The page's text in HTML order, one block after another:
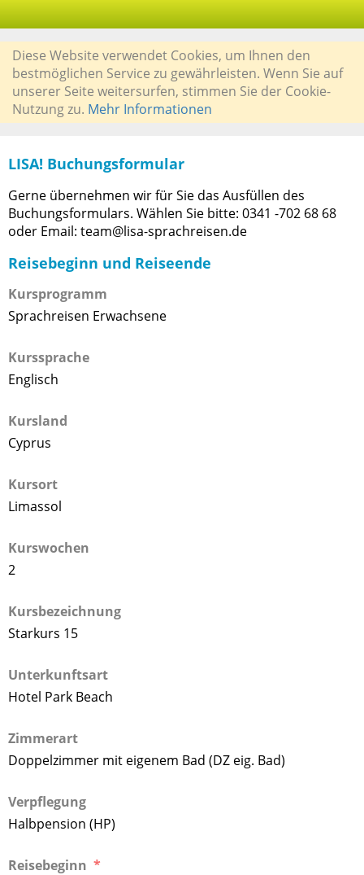
Diese Website verwendet Cookies, um Ihnen den
bestmöglichen Service zu gewährleisten. Wenn Sie auf
unserer Seite weitersurfen, stimmen Sie der Cookie-
Nutzung zu. Mehr Informationen
LISA! Buchungsformular
Gerne übernehmen wir für Sie das Ausfüllen des
Buchungsformulars. Wählen Sie bitte: 0341 -702 68 68
oder Email: team@lisa-sprachreisen.de
Reisebeginn und Reiseende
Kursprogramm
Sprachreisen Erwachsene
Kurssprache
Englisch
Kursland
Cyprus
Kursort
Limassol
Kurswochen
2
Kursbezeichnung
Starkurs 15
Unterkunftsart
Hotel Park Beach
Zimmerart
Doppelzimmer mit eigenem Bad (DZ eig. Bad)
Verpflegung
Halbpension (HP)
Reisebeginn